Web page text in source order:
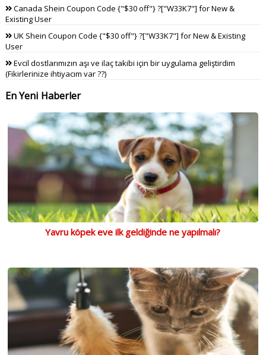
Canada Shein Coupon Code {"$30 off"} ?["W33K7"] for New &
Existing User
UK Shein Coupon Code {"$30 off"} ?["W33K7"] for New & Existing
User
Evcil dostlarımızın aşı ve ilaç takibi için bir uygulama geliştirdim
(Fikirlerinize ihtiyacım var ??)
En Yeni Haberler
Yavru köpek eve ilk geldiğinde ne yapılmalı?